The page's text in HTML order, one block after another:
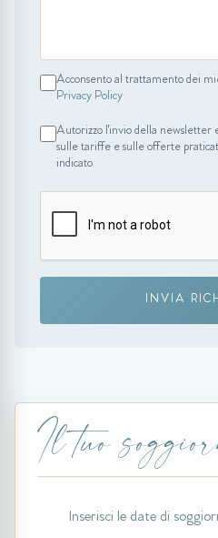
Acconsento al trattamento dei
Privacy Policy
Autorizzo l'invio della newsletter
sulle tariffe e sulle offerte
indicato
INVIA
Il tuo
Inserisci le date di